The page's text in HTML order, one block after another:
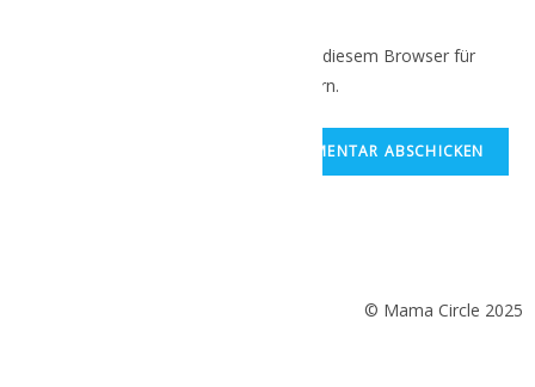
Name, E-Mail-Adresse und Website in diesem Browser für
meinen nächsten Kommentar speichern.
© Mama Circle 2025